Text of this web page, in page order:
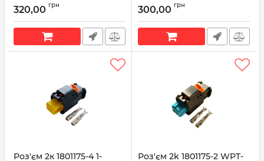
Артикул: WPT-965
320,00 грн 300,00 грн
Роз'єм 2к 1801175-4 1-
Роз'єм 2k 1801175-2 WPT-